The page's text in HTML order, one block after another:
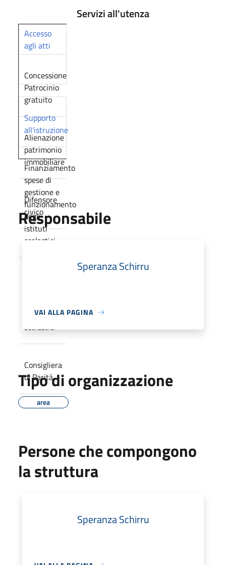
Servizi all'utenza
Accesso
agli atti
Concessione
Patrocinio
gratuito
Alienazione
patrimonio
immobiliare
Difensore
civico
Supporto
all'istruzione
Finanziamento
spese di
gestione e
funzionamento
degli
istituti
scolastici
istituti
scolastici
Consigliera
di Parità
Responsabile
Speranza Schirru
VAI ALLA PAGINA
Tipo di organizzazione
area
Persone che compongono
la struttura
Speranza Schirru